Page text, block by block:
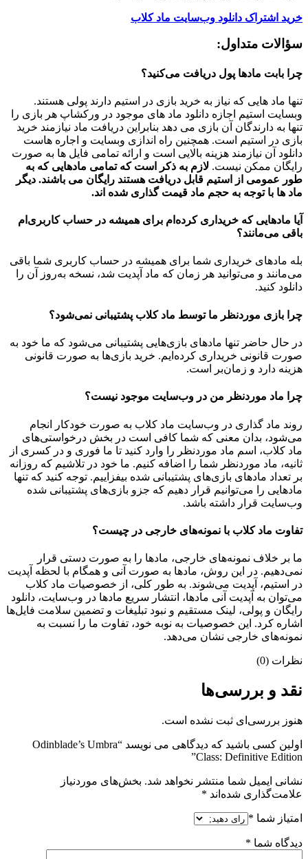
خرید اشتراک دانلود وب‌سایت ماد کلاب
سؤالات متداول:
چرا بابت مادها پول دریافت می‌کنید؟
تنها ماد هایی که نیاز به خرید بازی در استیم دارند پولی هستند.
وبسایت استیم اجازه دانلود ماد های موجود در ورکشاپ هر بازی را
تنها به دارندگان آن بازی می دهد بنابراین دریافت ماد نیازمند خرید
بازی در استیم است. همچنین راه اندازی وبسایت و اجاره هاست
دانلود آن نیازمند هزینه بالایی است و ارائه تمامی فایل ها به صورت
رایگان ممکن نیست. لازم به ذکر است که تمامی مادهایی که به
طور عمومی از استیم قابل دریافت هستند رایگان می باشند. دیگر
ماد ها با توجه به حجم ماد قیمت گذاری شده اند.
آیا مادهایی که خریداری کرده‌ام برای همیشه در حساب‌ کاربری‌ام
باقی می‌مانند؟
بله مادهای خریداری شما برای همیشه در حساب کاربری شما باقی
می‌مانند و می‌توانید هر زمان که ماد آپدیت شد، نسخه به‌روز آن را
دانلود کنید.
چرا بازی موردنظر ما توسط ماد کلاب پشتیبانی نمی‌شود؟
در حال حاضر تنها مادهای بازی‌هایی پشتیبانی می‌شود که ما خود به
صورت قانونی خریداری کرده‌ایم. خرید بازی‌ها به صورت قانونی
هزینه دارد و زمان‌بر است.
چرا ماد موردنظر من در وب‌سایت موجود نیست؟
روند ماد گذاری در وب‌سایت ماد کلاب به صورت خودکار انجام
می‌شود، بدان معنی که شما کافی است در بخش درخواستی‌های
ماد کلاب، اسم ماد موردنظر را وارد کنید تا ما فوری و در کسری از
ثانیه، ماد موردنظر شما را اضافه کنیم. ما خود در تلاشیم که روزانه
بر تعداد مادهای بازی‌های پشتیبانی شده بیفزاییم. توجه کنید که تنها
مادهایی را می‌توانیم قرار دهیم که جزو بازی‌های پشتیبانی شده
وب‌سایت قرار داشته باشد.
تفاوت ماد کلاب با نمونه‌های خارجی در چیست؟
ما بر خلاف نمونه‌های خارجی، مادها را به صورت دستی قرار
نمی‌دهیم. در این روش، مادها به صورت آنی و همگام با لحظه آپدیت
در استیم، آپدیت می‌شوند. به طور کلی، از خصوصیات ماد کلاب
می‌‌توان به آپدیت آنی مادها، انتشار سریع مادها در وب‌سایت، دانلود
رایگان و پولی، لینک مستقیم و نبود تبلیغات و تضمین سلامت فایل‌ها
اشاره کرد. این خصوصیات به نوبه خود، تفاوت ما را نسبت به
نمونه‌های خارجی نشان می‌دهد.
نظرات (0)
نقد و بررسی‌ها
هنوز بررسی‌ای ثبت نشده است.
اولین کسی باشید که دیدگاهی می نویسد “Odinblade’s Umbra
Class: Definitive Edition”
نشانی ایمیل شما منتشر نخواهد شد. بخش‌های موردنیاز
علامت‌گذاری شده‌اند *
امتیاز شما *
دیدگاه شما *